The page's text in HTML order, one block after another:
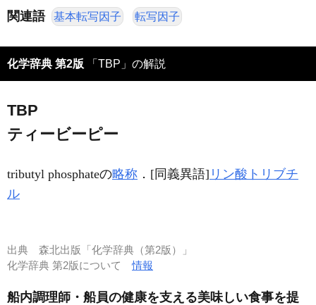
関連語 基本転写因子 転写因子
化学辞典 第2版 「TBP」の解説
TBP
ティービーピー
tributyl phosphateの略称 ．[同義異語] リン酸トリブチ
ル
出典 森北出版「化学辞典（第2版）」
化学辞典 第2版について情報
船内調理師・船員の健康を支える美味しい食事を提